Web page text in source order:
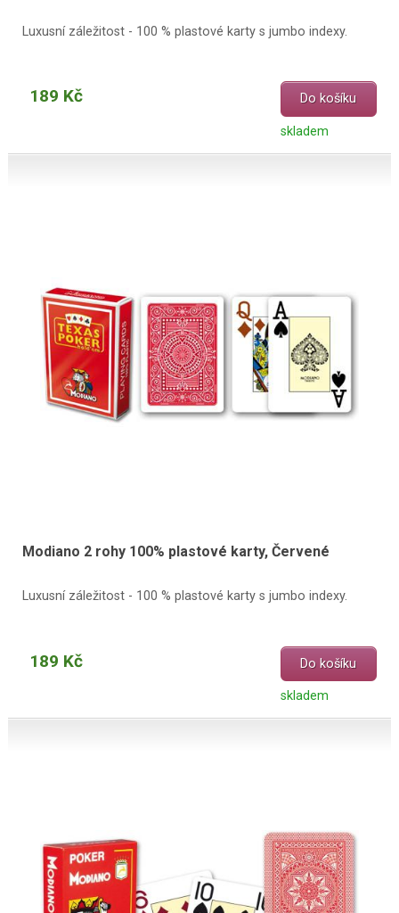
Luxusní záležitost - 100 % plastové karty s jumbo indexy.
189 Kč Do košíku
skladem
Modiano 2 rohy 100% plastové karty, Červené
Luxusní záležitost - 100 % plastové karty s jumbo indexy.
189 Kč Do košíku
skladem